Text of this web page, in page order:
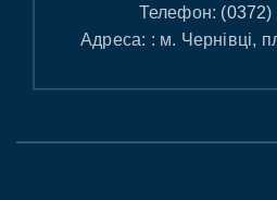
Телефон: (0372)
Адреса: : м. Чернівці,